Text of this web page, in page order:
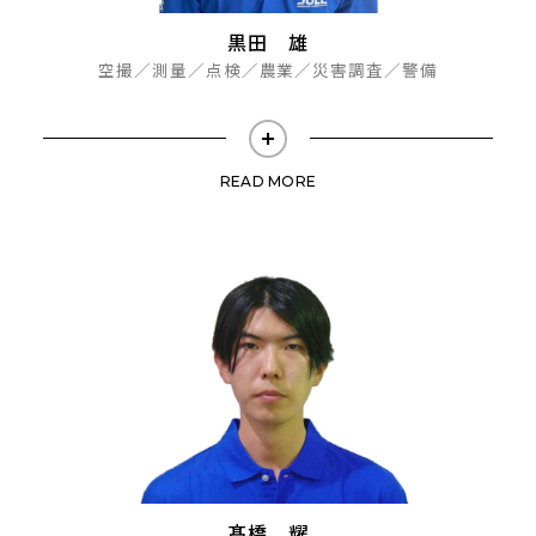
黒田 雄
空撮／測量／点検／農業／災害調査／警備
READ MORE